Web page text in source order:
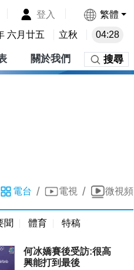
登入 繁體
六月廿五 立秋 04:28
關於我們 搜尋
電台 / 電視 / 微視頻
聞 體育 特稿
何冰嬌賽後受訪:很高
興能打到最後